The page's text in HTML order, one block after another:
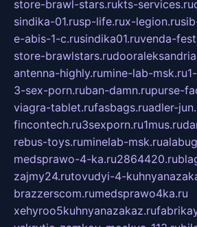
store-brawl-stars.rukts-services.ru
sindika-01.rusp-life.rux-legion.ru
e-abis-1-c.rusindika01.ruvenda-
store-brawlstars.ru
antenna-highly.rumine-lab-msk.ru
3-sex-porn.ruban-damn.rupurse-
viagra-tablet.rufasbags.ruadler-
fincontech.ru3sexporn.ru1mus.ru
rebus-toys.ruminelab-msk.ru
medsprawo-4-ka.ru2864420.ru
zajmy24.rutovudyi-4-
brazzerscom.rumedsprawo4ka.ru
xehyroo5kuhnyanazakaz.ru